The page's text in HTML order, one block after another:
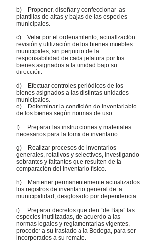
b) Proponer, diseñar y confeccionar las
plantillas de altas y bajas de las especies
municipales.
c) Velar por el ordenamiento, actualización
revisión y utilización de los bienes muebles
municipales, sin perjuicio de la
responsabilidad de cada jefatura por los
bienes asignados a la unidad bajo su
dirección.
d) Efectuar controles periódicos de los
bienes asignados a las distintas unidades
municipales.
e) Determinar la condición de inventariable
de los bienes según normas de uso.
f) Preparar las instrucciones y materiales
necesarios para la toma de inventario.
g) Realizar procesos de inventarios
generales, rotativos y selectivos, investigando
sobrantes y faltantes que resulten de la
comparación del inventario físico.
h) Mantener permanentemente actualizados
los registros de inventario general de la
municipalidad, desglosado por dependencia.
i) Preparar decretos que den “de Baja” las
especies inutilizadas, de acuerdo a las
normas legales y reglamentarias vigentes,
proceder a su traslado a la Bodega, para ser
incorporados a su remate.